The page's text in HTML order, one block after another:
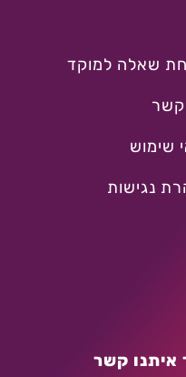
שאלה למוקד
קשר
שימוש
נגישות
איתנו קשר